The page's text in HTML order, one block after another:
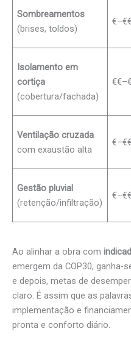
Sombreamentos
(brises, toldos)
€–€€
Isolamento em
cortiça
(cobertura/fachada)
Ventilação cruzada
com exaustão alta
€–€€
Gestão pluvial
(retenção/infiltração)
€–€€
Ao alinhar a obra com
emergem da COP30, ganha-
e depois, metas de
claro. É assim que as
implementação e
pronta e conforto diário.